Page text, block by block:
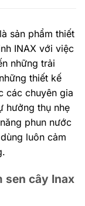
là sản phẩm thiết
INAX với việc
những trải
thiết kế
các chuyên gia
hưởng thụ nhẹ
phun nước
luôn cảm
sen cây Inax